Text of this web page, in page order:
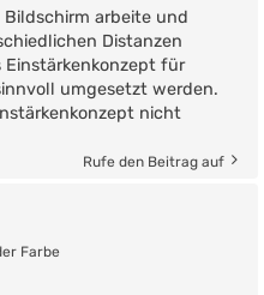
arbeite und
Distanzen
Einstärkenkonzept für
umgesetzt werden.
nicht
Rufe den Beitrag auf
Farbe